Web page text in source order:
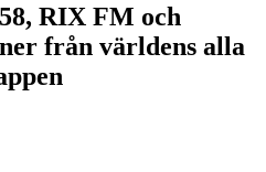
RIX FM och
från världens alla